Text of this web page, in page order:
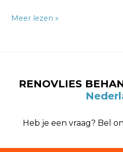
Meer lezen »
RENOVLIES
Heb je een vraag? Bel